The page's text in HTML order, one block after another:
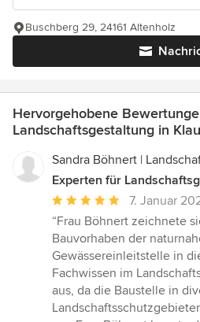
Buschberg 29, 24161 Altenholz
Hervorgehobene
Landschaftsgestaltung in
Sandra Böhnert |
Experten für
Durchschnittliche
Bewertung:
5
von
5
Sternen
7. Januar
“Frau Böhnert zeichnete
Bauvorhaben der
Gewässereinleitstelle in
Fachwissen im
aus, da die Baustelle in